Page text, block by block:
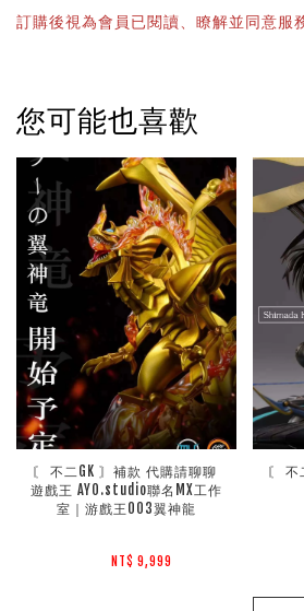
訂購後視為會員已閱讀、瞭解並同意服
您可能也喜歡
〘 不二GK 〙補款 代購請聊聊
遊戲王 AYO.studio聯名MX工作
室｜游戲王003翼神龍
NT$ 9,999
〘 不